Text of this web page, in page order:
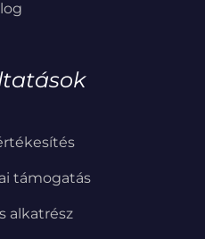
támogatás
alkatrész